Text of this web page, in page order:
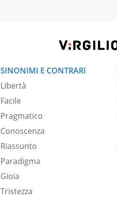
SINONIMI E CONTRARI
Libertà
Facile
Pragmatico
Conoscenza
Riassunto
Paradigma
Gioia
Tristezza